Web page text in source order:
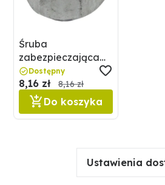
Śruba
zabezpieczająca
GRANIT 180RHMU-
20
Dostępny
8,16 zł 8,16 zł
Do koszyka
Ustawienia